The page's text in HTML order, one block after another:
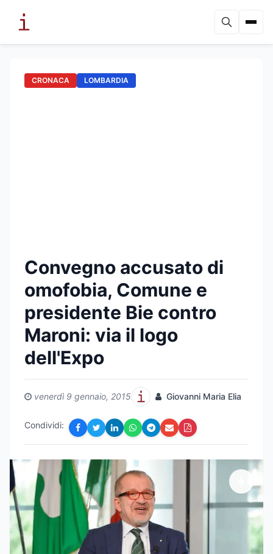
CRONACA LOMBARDIA
Convegno accusato di
omofobia, Comune e
presidente Bie contro
Maroni: via il logo
dell'Expo
venerdì 9 gennaio, 2015 Giovanni Maria Elia
Condividi: